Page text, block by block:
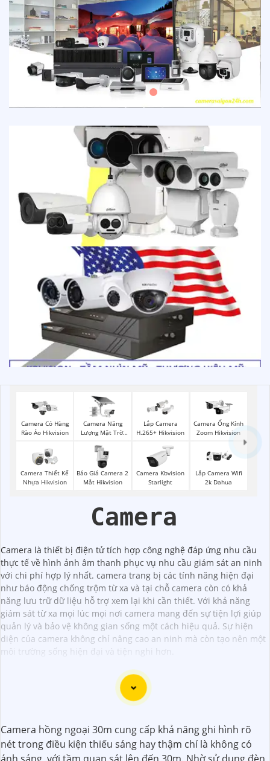
Camera Có Hàng
Rào Ảo Hikvision
Camera Năng
Lượng Mặt Trời
Lắp Camera
H.265+ Hikvision
Camera Ống Kính
Zoom Hikvision
Camera Thiết Kế
Nhựa Hikvision
Báo Giá Camera 2
Mắt Hikvision
Camera Kbvision
Starlight
Lắp Camera Wifi
2k Dahua
Camera
Camera là thiết bị điện tử tích hợp công nghệ đáp ứng nhu cầu
thực tế về hình ảnh âm thanh phục vụ nhu cầu giám sát an ninh
với chi phí hợp lý nhất. camera trang bị các tính năng hiện đại
như báo động chống trộm từ xa và tại chỗ camera còn có khả
năng lưu trữ dữ liệu hỗ trợ xem lại khi cần thiết. Với khả năng
giám sát từ xa mọi lúc mọi nơi camera mang đến sự tiện lợi giúp
quản lý và bảo vệ không gian sống một cách hiệu quả. Sự hiện
diện của camera không chỉ nâng cao an ninh mà còn tạo nên một
môi trường sống hiện đại và tiện nghi hơn.
Camera Giá Rẻ Thiết Bị An Ninh Chính Hãng mà bạn có thể
xem xét:
Camera hồng ngoại 30m cung cấp khả năng ghi hình rõ
nét trong điều kiện thiếu sáng hay thậm chí là không có